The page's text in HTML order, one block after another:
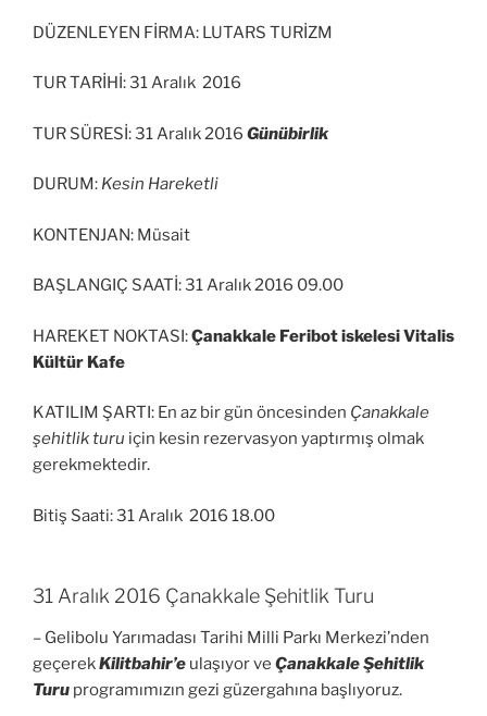
DÜZENLEYEN FİRMA: LUTARS TURİZM
TUR TARİHİ: 31 Aralık 2016
TUR SÜRESİ: 31 Aralık 2016 Günübirlik
DURUM: Kesin Hareketli
KONTENJAN: Müsait
BAŞLANGIÇ SAATİ: 31 Aralık 2016 09.00
HAREKET NOKTASI:Çanakkale Feribot iskelesi Vitalis
Kültür Kafe
KATILIM ŞARTI: En az bir gün öncesinden Çanakkale
şehitlik turu için kesin rezervasyon yaptırmış olmak
gerekmektedir.
Bitiş Saati: 31 Aralık 2016 18.00
31 Aralık 2016 Çanakkale Şehitlik Turu
– Gelibolu Yarımadası Tarihi Milli Parkı Merkezi’nden
geçerekKilitbahir’e ulaşıyor ve Çanakkale Şehitlik
Turu programımızın gezi güzergahına başlıyoruz.